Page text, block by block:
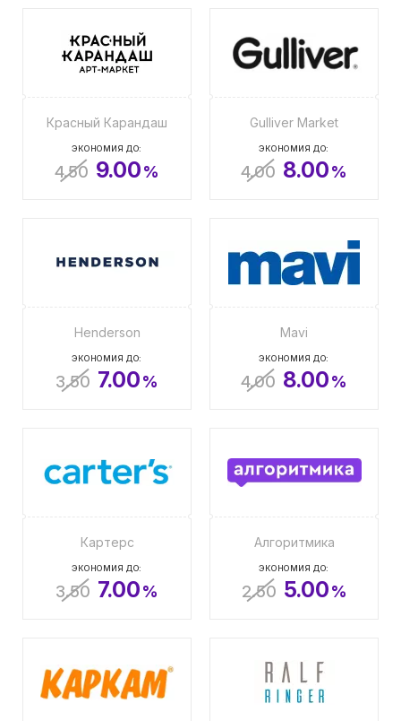
Красный Карандаш
ЭКОНОМИЯ ДО:
4.50 9.00%
Gulliver Market
ЭКОНОМИЯ ДО:
4.00 8.00%
Henderson
ЭКОНОМИЯ ДО:
3.50 7.00%
Mavi
ЭКОНОМИЯ ДО:
4.00 8.00%
Картерс
ЭКОНОМИЯ ДО:
3.50 7.00%
Алгоритмика
ЭКОНОМИЯ ДО:
2.50 5.00%